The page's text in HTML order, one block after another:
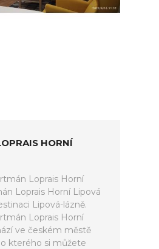
HORNÍ
Loprais Horní
Loprais Horní Lipová
Lipová-lázně.
Loprais Horní
ve českém městě
kterého si můžete